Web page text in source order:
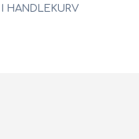
I HANDLEKURV